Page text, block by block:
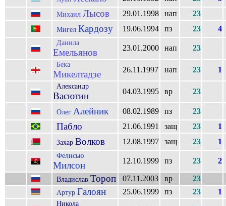
Михаил Лысов 29.01.1998 нап 23
Мигел Кардозу 19.06.1994 пз 23 4
Данила
Емельянов 23.01.2000 нап 23
Бека
Микелтадзе 26.11.1997 нап 23 1
Александр
Васютин 04.03.1995 вр 23
Олег Алейник 08.02.1989 пз 23
Пабло 21.06.1991 защ 23 1
Захар Волков 12.08.1997 защ 23 1
Фелисью
Милсон 12.10.1999 пз 23 2
Владислав Тороп 07.11.2003 вр 23
Артур Галоян 25.06.1999 пз 23 1
Никола